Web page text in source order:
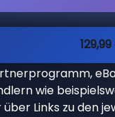
wie
Links zu den